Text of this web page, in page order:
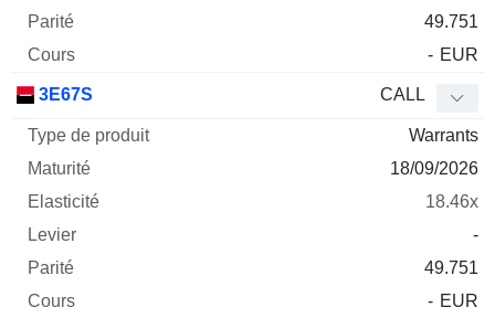
49.751
- EUR
3E67S CALL
Warrants
18/09/2026
18.46x
-
49.751
- EUR